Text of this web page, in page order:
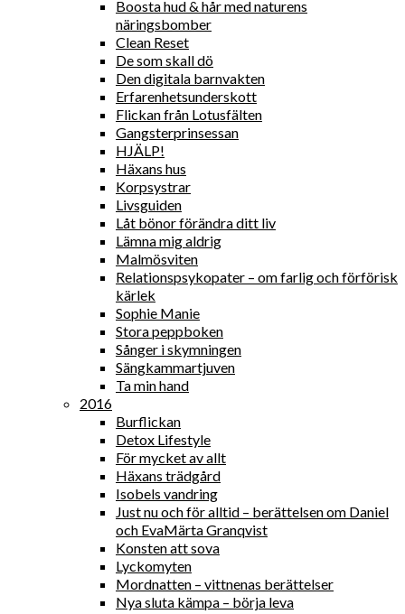
Boosta hud & hår med naturens
näringsbomber
Clean Reset
De som skall dö
Den digitala barnvakten
Erfarenhetsunderskott
Flickan från Lotusfälten
Gangsterprinsessan
HJÄLP!
Häxans hus
Korpsystrar
Livsguiden
Låt bönor förändra ditt liv
Lämna mig aldrig
Malmösviten
Relationspsykopater – om farlig och förförisk
kärlek
Sophie Manie
Stora peppboken
Sånger i skymningen
Sängkammartjuven
Ta min hand
2016
Burflickan
Detox Lifestyle
För mycket av allt
Häxans trädgård
Isobels vandring
Just nu och för alltid – berättelsen om Daniel
och EvaMärta Granqvist
Konsten att sova
Lyckomyten
Mordnatten – vittnenas berättelser
Nya sluta kämpa – börja leva